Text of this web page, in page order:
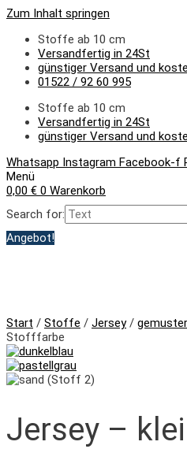
Zum Inhalt springen
Stoffe ab 10 cm
Versandfertig in 24St
günstiger Versand und
01522 / 92 60 995
Stoffe ab 10 cm
Versandfertig in 24St
günstiger Versand und
Whatsapp Instagram Facebook-f
Menü
0,00 € 0 Warenkorb
Search for:
Angebot!
Start / Stoffe / Jersey/
Stofffarbe
Jersey –